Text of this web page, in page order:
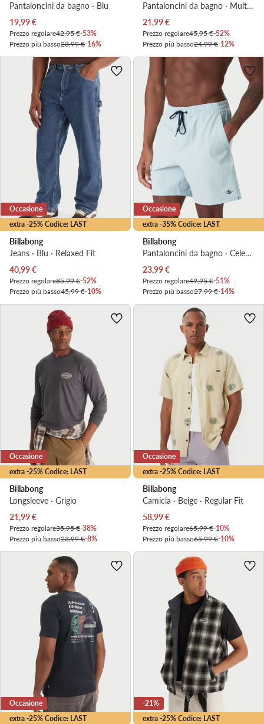
Pantaloncini da bagno · Blu
Prezzo attuale
19,99€
Prezzo regolare42,95 €-53%
Prezzo più basso23,99 €-16%
Pantaloncini da bagno · Multicolore
Prezzo attuale
21,99€
Prezzo regolare45,95 €-52%
Prezzo più basso24,99 €-12%
extra -25% Codice: LAST
Occasione
Billabong
Jeans · Blu · Relaxed Fit
Prezzo attuale
40,99€
Prezzo regolare85,99 €-52%
Prezzo più basso45,99 €-10%
extra -35% Codice: LAST
Occasione
Billabong
Pantaloncini da bagno · Celeste
Prezzo attuale
23,99€
Prezzo regolare49,95 €-51%
Prezzo più basso27,99 €-14%
extra -25% Codice: LAST
Occasione
Billabong
Longsleeve · Grigio
Prezzo attuale
21,99€
Prezzo regolare35,95 €-38%
Prezzo più basso23,99 €-8%
extra -25% Codice: LAST
Occasione
Billabong
Camicia · Beige · Regular Fit
Prezzo attuale
58,99€
Prezzo regolare65,99 €-10%
Prezzo più basso65,99 €-10%
extra -25% Codice: LAST
Occasione
extra -25% Codice: LAST
-21%